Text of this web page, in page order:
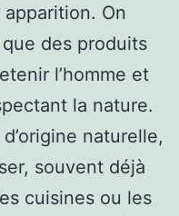
On
des produits
l’homme et
la nature.
naturelle,
souvent déjà
cuisines ou les